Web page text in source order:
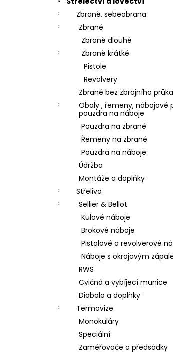
Zbraně, sebeobrana
Zbraně
Zbraně dlouhé
Zbraně krátké
Pistole
Revolvery
Zbraně bez zbrojního
Obaly , řemeny, nábojové
pouzdra na náboje
Pouzdra na zbraně
Řemeny na zbraně
Pouzdra na náboje
Údržba
Montáže a doplňky
Střelivo
Sellier & Bellot
Kulové náboje
Brokové náboje
Pistolové a revolverové
Náboje s okrajovým
RWS
Cvičná a vybíjecí munice
Diabolo a doplňky
Termovize
Monokuláry
Speciální
Zaměřovače a předsádky